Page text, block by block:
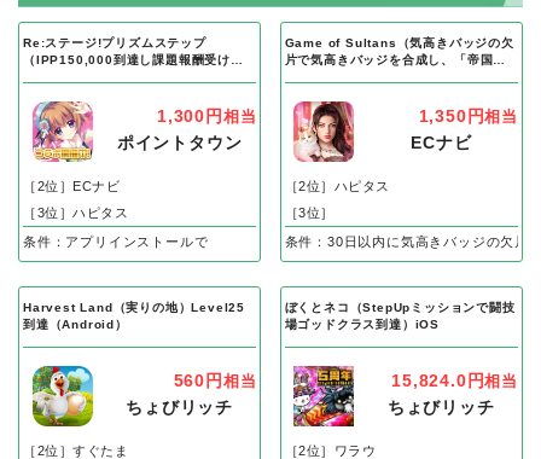
Re:ステージ!プリズムステップ
（IPP150,000到達し課題報酬受け取
1,300円 相当
ポイントタウン
［2位］ECナビ
［3位］ハピタス
条件：アプリインストールで
Game of Sultans（気高きバッジの欠
片で気高きバッジを合成し、「帝国五
1,350円相当
ECナビ
［2位］ハピタス
［3位］
条件：30日以内に気高きバッジの欠片
Harvest Land（実りの地）Level25
到達（Android）
560円 相当
ちょびリッチ
［2位］すぐたま
ぼくとネコ（StepUpミッションで闘技
場ゴッドクラス到達）iOS
15,824.0円相当
ちょびリッチ
［2位］ワラウ